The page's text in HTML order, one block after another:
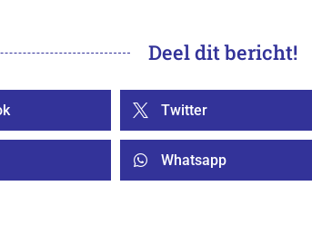
Deel dit bericht!
 Twitter
 Whatsapp